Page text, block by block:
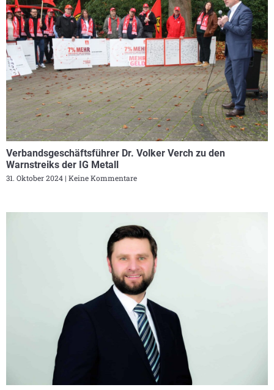
Verbandsgeschäftsführer Dr. Volker Verch zu den
Warnstreiks der IG Metall
31. Oktober 2024 Keine Kommentare